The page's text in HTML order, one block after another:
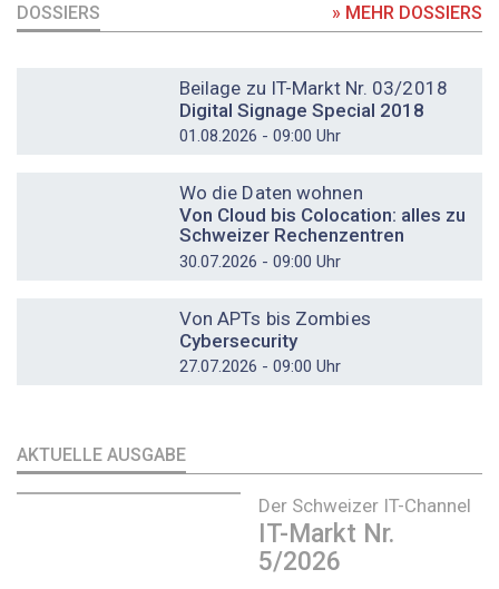
DOSSIERS » MEHR DOSSIERS
Beilage zu IT-Markt Nr. 03/2018
Digital Signage Special 2018
01.08.2026 - 09:00 Uhr
Wo die Daten wohnen
Von Cloud bis Colocation: alles zu
Schweizer Rechenzentren
30.07.2026 - 09:00 Uhr
Von APTs bis Zombies
Cybersecurity
27.07.2026 - 09:00 Uhr
AKTUELLE AUSGABE
Der Schweizer IT-Channel
IT-Markt Nr.
5/2026